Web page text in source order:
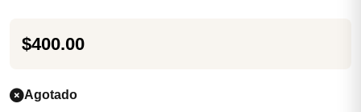
$400.00
Agotado